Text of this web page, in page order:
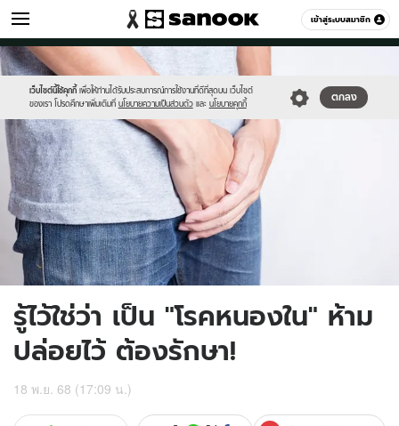
เข้าสู่ระบบสมาชิก
สุขภาพ หมวดอื่นๆ
เว็บไซต์นี้ใช้คุกกี้ เพื่อให้ท่านได้รับประสบการณ์การใช้งานที่ดีที่สุดบน เว็บไซต์
ของเรา โปรดศึกษาเพิ่มเติมที่ นโยบายความเป็นส่วนตัว และ นโยบายคุกกี้
ตกลง
Sanook
//s.isanook.com/sr/0/images/logo-
new-
sanook.png
600
60
//s.isanook.com/he/0/ud/1/8541/penis.jpg
รู้ไว้ใช่ว่า เป็น "โรคหนองใน" ห้าม
ปล่อยไว้ ต้องรักษา!
18 พ.ย. 68 (17:09 น.)